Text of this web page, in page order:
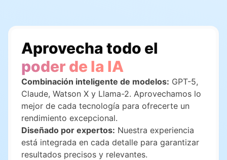
Aprovecha todo el
poder de la IA
Combinación inteligente de modelos: GPT-5,
Claude, Watson X y Llama-2. Aprovechamos lo
mejor de cada tecnología para ofrecerte un
rendimiento excepcional.
Diseñado por expertos: Nuestra experiencia
está integrada en cada detalle para garantizar
resultados precisos y relevantes.